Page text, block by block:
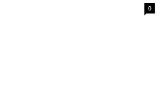
0